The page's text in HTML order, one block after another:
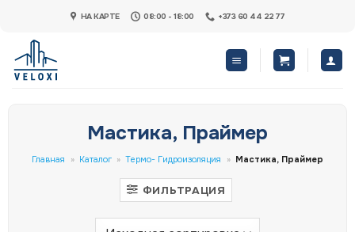
content
НА КАРТЕ 08:00 - 18:00 +373 60 44 22 77
Мастика, Праймер
Главная » Каталог » Термо- Гидроизоляция » Мастика, Праймер
ФИЛЬТРАЦИЯ